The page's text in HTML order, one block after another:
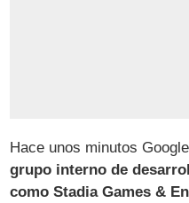
Hace unos minutos
grupo interno de
como Stadia Games &